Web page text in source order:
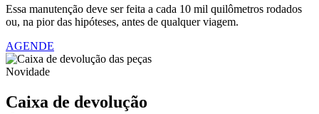
Essa manutenção deve ser feita a cada 10 mil quilômetros rodados
ou, na pior das hipóteses, antes de qualquer viagem.
AGENDE
Novidade
Caixa de devolução